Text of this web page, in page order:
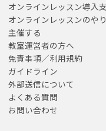
オンラインレッスン導入
オンラインレッスンのや
主催する
教室運営者の方へ
免責事項／利用規約
ガイドライン
外部送信について
よくある質問
お問い合わせ